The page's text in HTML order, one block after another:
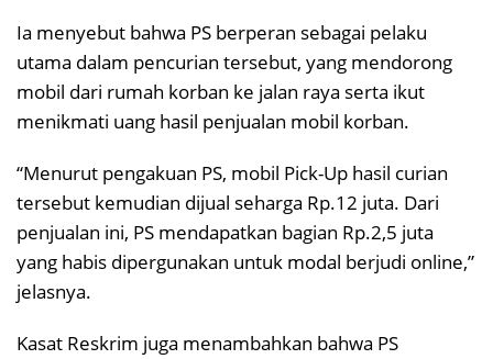
Ia menyebut bahwa PS berperan sebagai pelaku
utama dalam pencurian tersebut, yang mendorong
mobil dari rumah korban ke jalan raya serta ikut
menikmati uang hasil penjualan mobil korban.
“Menurut pengakuan PS, mobil Pick-Up hasil curian
tersebut kemudian dijual seharga Rp.12 juta. Dari
penjualan ini, PS mendapatkan bagian Rp.2,5 juta
yang habis dipergunakan untuk modal berjudi online,”
jelasnya.
Kasat Reskrim juga menambahkan bahwa PS